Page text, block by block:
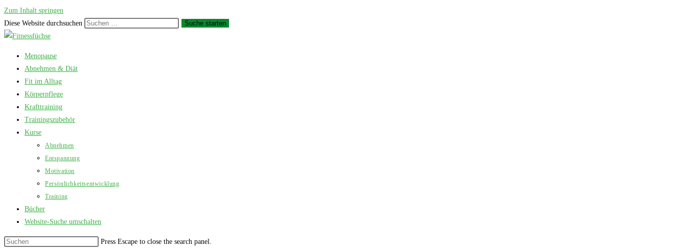
Zum Inhalt springen
Diese Website durchsuchen
Suche starten
Menopause
Abnehmen & Diät
Fit im Alltag
Körperpflege
Krafttraining
Trainingszubehör
Kurse
Abnehmen
Entspannung
Motivation
Persönlichkeitsentwicklung
Training
Bücher
Website-Suche umschalten
Press Escape to close the search panel.